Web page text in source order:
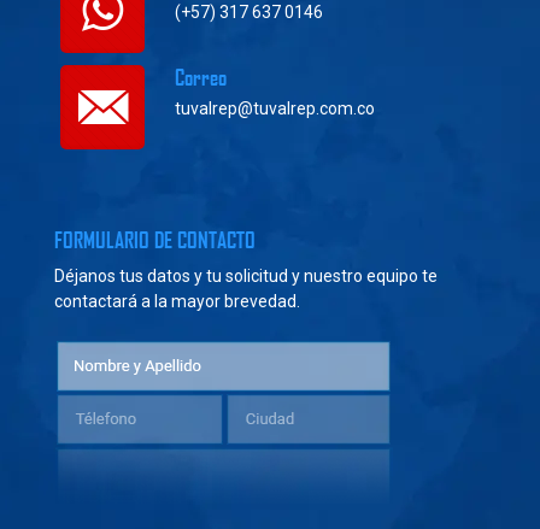
(+57) 317 637 0146
Correo
tuvalrep@tuvalrep.com.co
FORMULARIO DE CONTACTO
Déjanos tus datos y tu solicitud y nuestro equipo te
contactará a la mayor brevedad.